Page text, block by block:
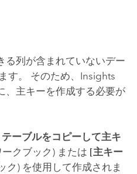
る列が含まれていないデー
す。 そのため、 Insights
、主キーを作成する必要が
ーブルをコピーして主キ
ークブック) または [主キー
ク) を使用して作成されま